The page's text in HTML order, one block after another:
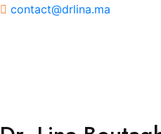
contact@drlina.ma